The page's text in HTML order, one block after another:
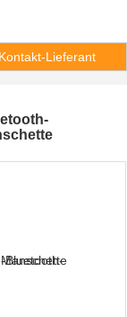
Kontakt-Lieferant